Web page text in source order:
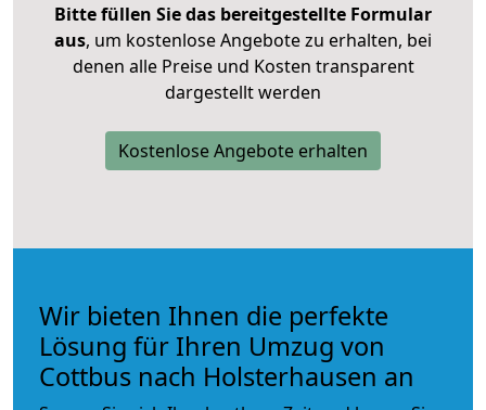
Bitte füllen Sie das bereitgestellte Formular
aus, um kostenlose Angebote zu erhalten, bei
denen alle Preise und Kosten transparent
dargestellt werden
Kostenlose Angebote erhalten
Wir bieten Ihnen die perfekte
Lösung für Ihren Umzug von
Cottbus nach Holsterhausen an